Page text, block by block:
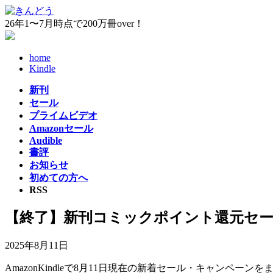
コ
ン
テ
ナ
ビ
ゲ
26年1〜7月時点で200万冊over！
home
Kindle
新刊
セール
プライムビデオ
Amazonセール
Audible
書評
お知らせ
初めての方へ
RSS
【終了】新刊コミックポイント還元セ
2025年8月11日
AmazonKindleで8月11日現在の新着セール・キャンペーンを